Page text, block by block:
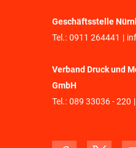
Geschäftsstelle
Tel.: 0911 264441 |
Verband Druck und
GmbH
Tel.: 089 33036 - 220 |